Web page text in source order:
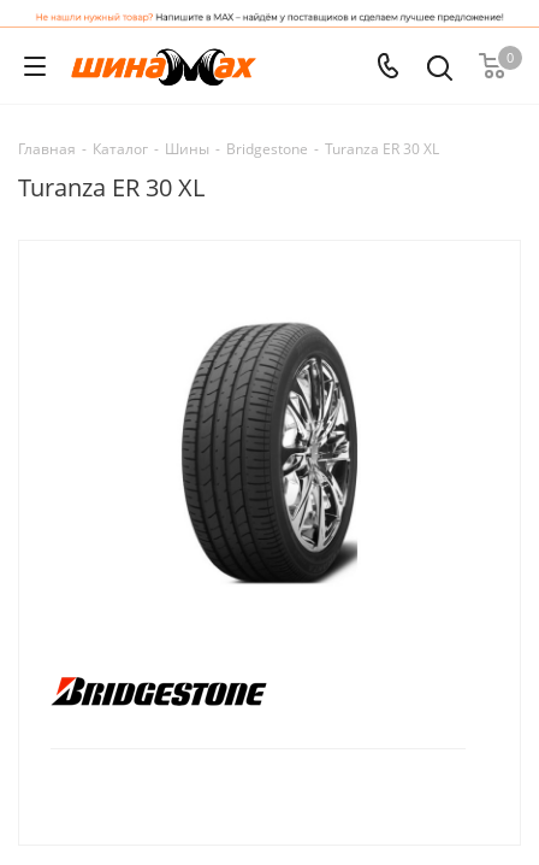
0
Главная - Каталог - Шины - Bridgestone - Turanza ER 30 XL
Turanza ER 30 XL